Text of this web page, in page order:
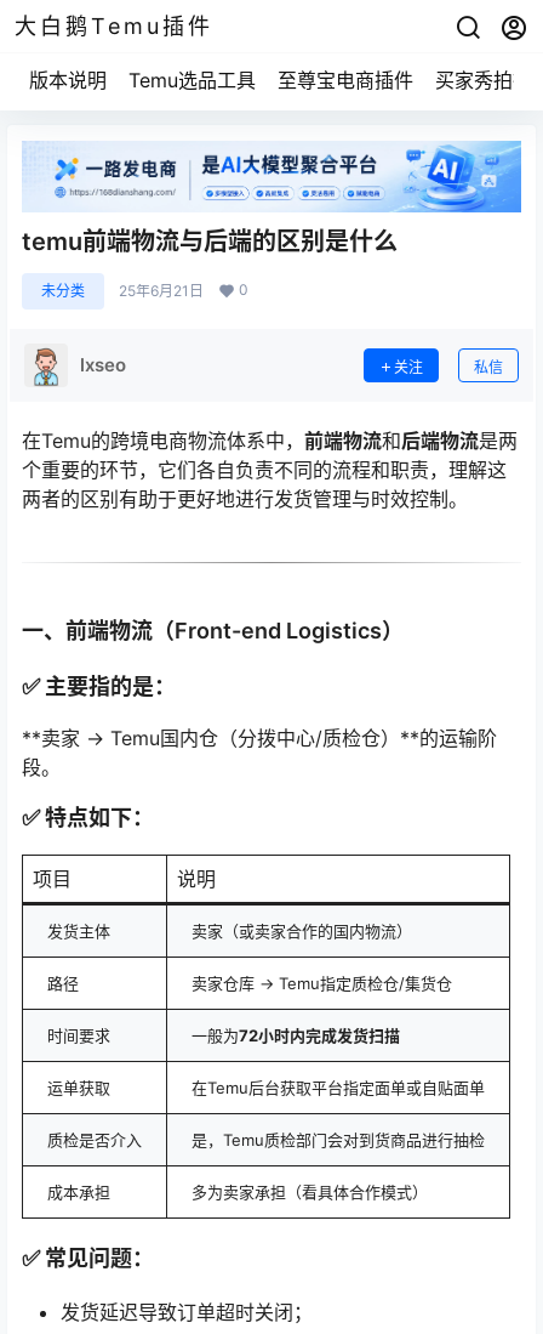
大白鹅Temu插件
版本说明 Temu选品工具 至尊宝电商插件 买家秀拍摄
temu前端物流与后端的区别是什么
未分类 25年6月21日 0
lxseo 关注 私信
在Temu的跨境电商物流体系中， 前端物流和后端物流是两
个重要的环节，它们各自负责不同的流程和职责，理解这
两者的区别有助于更好地进行发货管理与时效控制。
一、前端物流（Front-end Logistics）
✅ 主要指的是：
**卖家 → Temu国内仓（分拨中心/质检仓）**的运输阶
段。
✅ 特点如下：
项目 说明
发货主体 卖家（或卖家合作的国内物流）
路径 卖家仓库 → Temu指定质检仓/集货仓
时间要求 一般为72小时内完成发货扫描
运单获取 在Temu后台获取平台指定面单或自贴面单
质检是否介入 是，Temu质检部门会对到货商品进行抽检
成本承担 多为卖家承担（看具体合作模式）
✅ 常见问题：
发货延迟导致订单超时关闭；